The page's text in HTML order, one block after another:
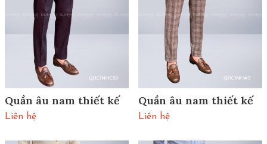
Quần âu nam thiết kế
Liên hệ
Quần âu nam thiết kế
Liên hệ